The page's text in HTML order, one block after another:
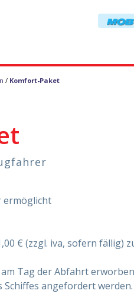
/ Komfort-Paket
ermöglicht
€ (zzgl. iva, sofern fällig)
Tag der Abfahrt
angefordert werden.